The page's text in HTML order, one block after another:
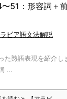
〜51：形容詞＋
ビア語文法解説
た熟語表現を紹介し
...